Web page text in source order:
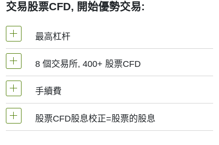
交易股票CFD, 開始優勢交易:
最高杠杆
MetaTrader4和MetaTrader5 -1：20（保證金5%）
NetTradeX平臺，股票差價合約的杠杆為交易帳戶
8 個交易所, 400+ 股票CFD
我們提供超過400個股票CFD, 其來自於全球8個主
手續費
手續費為交易量0.1%起, 美股-0.02$/股, 加拿大股
股票CFD股息校正=股票的股息